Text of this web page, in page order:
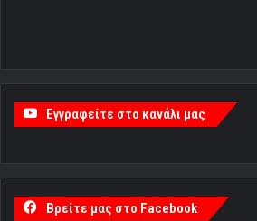
Εγγραφείτε στο κανάλι μας
Βρείτε μας στο Facebook